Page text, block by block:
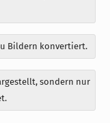
Bildern konvertiert.
sondern nur